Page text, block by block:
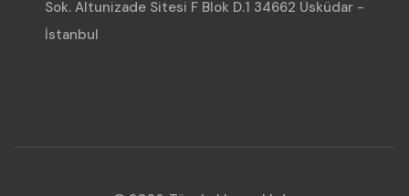
Sok. Altunizade Sitesi F Blok D.1 34662 Üsküdar -
İstanbul